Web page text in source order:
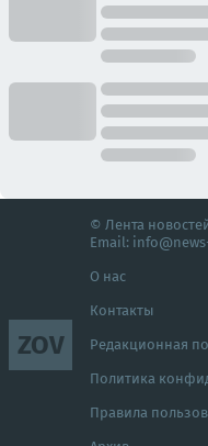
ZOV
© Лента
Email:
О нас
Контакты
Редакционная
Политика
Правила